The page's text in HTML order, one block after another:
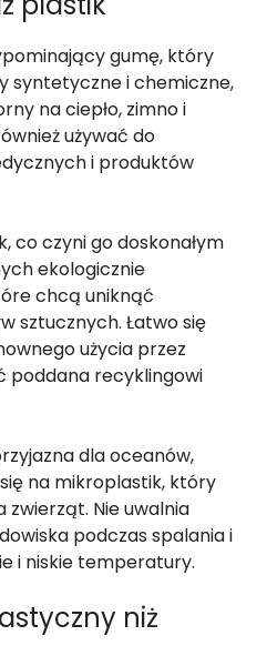
gumę, który
syntetyczne i chemiczne,
na ciepło, zimno i
używać do
i produktów
co czyni go doskonałym
ekologicznie
chcą uniknąć
sztucznych. Łatwo się
użycia przez
poddana recyklingowi
dla oceanów,
na mikroplastik, który
zwierząt. Nie uwalnia
podczas spalania i
i niskie temperatury.
niż